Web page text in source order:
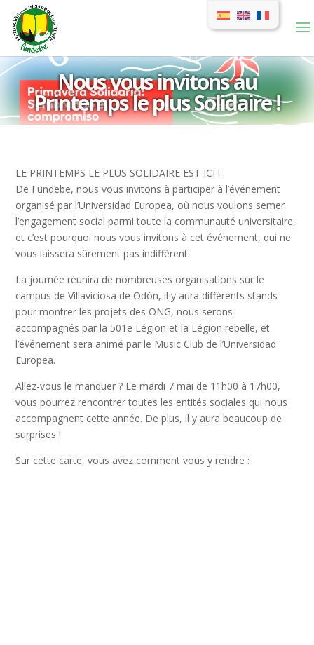
Nous vous invitons au
Printemps le plus Solidaire !
LE PRINTEMPS LE PLUS SOLIDAIRE EST ICI !
De Fundebe, nous vous invitons à participer à l’événement
organisé par l’Universidad Europea, où nous voulons semer
l’engagement social parmi toute la communauté universitaire,
et c’est pourquoi nous vous invitons à cet événement, qui ne
vous laissera sûrement pas indifférent.
La journée réunira de nombreuses organisations sur le
campus de Villaviciosa de Odón, il y aura différents stands
pour montrer les projets des ONG, nous serons
accompagnés par la 501e Légion et la Légion rebelle, et
l’événement sera animé par le Music Club de l’Universidad
Europea.
Allez-vous le manquer ? Le mardi 7 mai de 11h00 à 17h00,
vous pourrez rencontrer toutes les entités sociales qui nous
accompagnent cette année. De plus, il y aura beaucoup de
surprises !
Sur cette carte, vous avez comment vous y rendre :